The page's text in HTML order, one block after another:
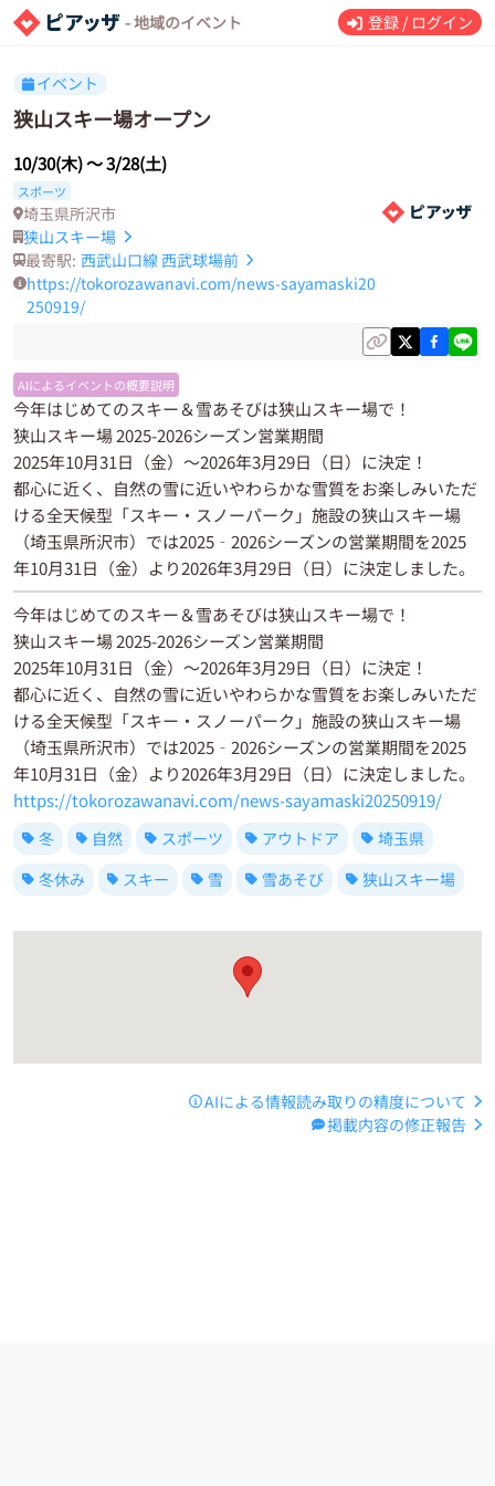
- 地域のイベント 登録 / ログイン
イベント
狭山スキー場オープン
10/30(木)〜3/28(土)
スポーツ
埼玉県所沢市
狭山スキー場
最寄駅: 西武山口線 西武球場前
https://tokorozawanavi.com/news-sayamaski20
250919/
AIによるイベントの概要説明
今年はじめてのスキー＆雪あそびは狭山スキー場で！
狭山スキー場 2025-2026シーズン営業期間
2025年10月31日（金）～2026年3月29日（日）に決定！
都心に近く、自然の雪に近いやわらかな雪質をお楽しみいただ
ける全天候型「スキー・スノーパーク」施設の狭山スキー場
（埼玉県所沢市）では2025‐2026シーズンの営業期間を2025
年10月31日（金）より2026年3月29日（日）に決定しました。
今年はじめてのスキー＆雪あそびは狭山スキー場で！
狭山スキー場 2025-2026シーズン営業期間
2025年10月31日（金）～2026年3月29日（日）に決定！
都心に近く、自然の雪に近いやわらかな雪質をお楽しみいただ
ける全天候型「スキー・スノーパーク」施設の狭山スキー場
（埼玉県所沢市）では2025‐2026シーズンの営業期間を2025
年10月31日（金）より2026年3月29日（日）に決定しました。
https://tokorozawanavi.com/news-sayamaski20250919/
冬 自然 スポーツ アウトドア
埼玉県
冬休み
スキー 雪 雪あそび 狭山スキー場
AIによる情報読み取りの精度について
掲載内容の修正報告